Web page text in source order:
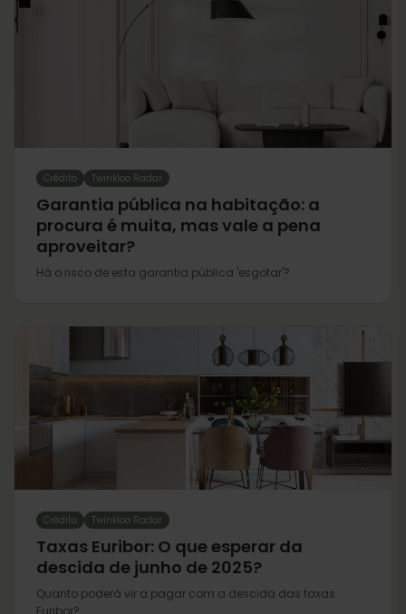
Crédito Twinkloo Radar
Garantia pública na habitação: a
procura é muita, mas vale a pena
aproveitar?
Há o risco de esta garantia pública 'esgotar'?
Crédito Twinkloo Radar
Taxas Euribor: O que esperar da
descida de junho de 2025?
Quanto poderá vir a pagar com a descida das taxas
Euribor?